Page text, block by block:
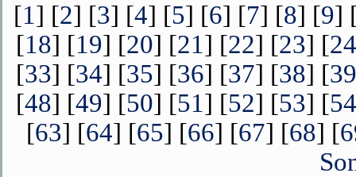
[1] [2] [3] [4] [5] [6] [7] [8] [9]
[18] [19] [20] [21] [22] [23] [24
[33] [34] [35] [36] [37] [38] [39
[48] [49] [50] [51] [52] [53] [54
[63] [64] [65] [66] [67] [68] [